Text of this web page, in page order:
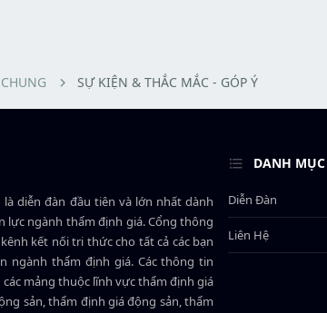
SỰ KIỆN & THẮC MẮC - GÓP Ý
là diễn đàn đầu tiên và lớn nhất dành
lực ngành thẩm định giá. Cổng thông
kết nối tri thức cho tất cả các bạn
ngành thẩm định giá. Các thông tin
mảng thuộc lĩnh vực thẩm định giá
sản, thẩm định giá động sản, thẩm
DANH
Diễn Đàn
Liên Hệ